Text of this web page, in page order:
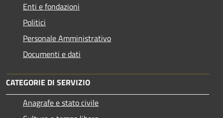
Enti e fondazioni
Politici
Personale Amministrativo
Documenti e dati
CATEGORIE DI SERVIZIO
Anagrafe e stato civile